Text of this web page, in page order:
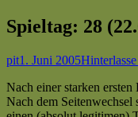
Spieltag: 28
Autor
pitVeröffentlicht
1. Juni 2005
Nach einer starken
Nach dem